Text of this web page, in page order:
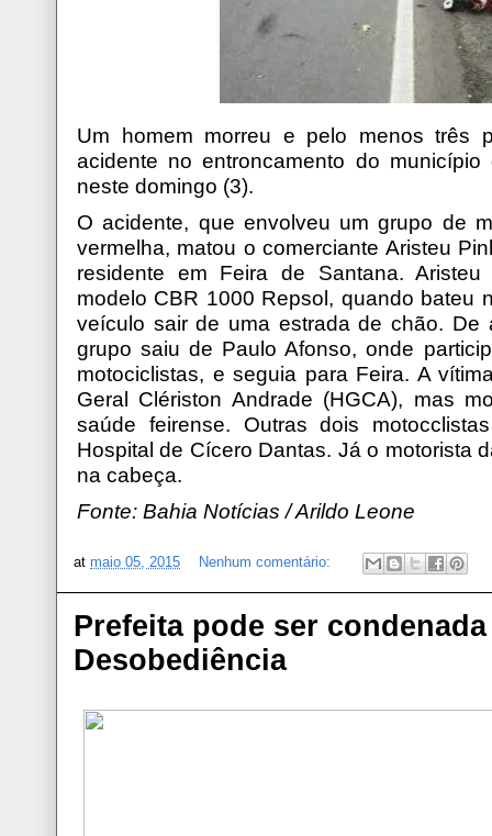
Um homem morreu e pelo menos três
acidente no entroncamento do
neste domingo (3).
O acidente, que envolveu um grupo de
vermelha, matou o comerciante Aristeu
residente em Feira de Santana.
modelo CBR 1000 Repsol, quando bateu
veículo sair de uma estrada de chão. De
grupo saiu de Paulo Afonso, onde
motociclistas, e seguia para Feira. A
Geral Clériston Andrade (HGCA), mas
saúde feirense. Outras dois
Hospital de Cícero Dantas. Já o motorista
na cabeça.
Fonte: Bahia Notícias / Arildo Leone
at maio 05, 2015 Nenhum comentário:
Prefeita pode ser
Desobediência